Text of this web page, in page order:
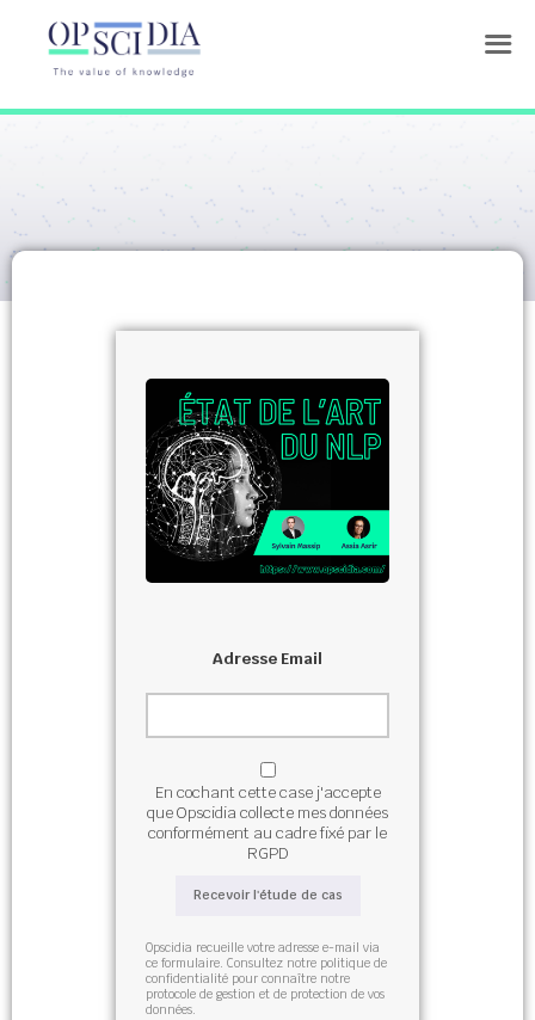
Adresse Email
En cochant cette case j'accepte
que Opscidia collecte mes données
conformément au cadre fixé par le
RGPD
Opscidia recueille votre adresse e-mail via
ce formulaire. Consultez notre politique de
confidentialité pour connaître notre
protocole de gestion et de protection de vos
données.